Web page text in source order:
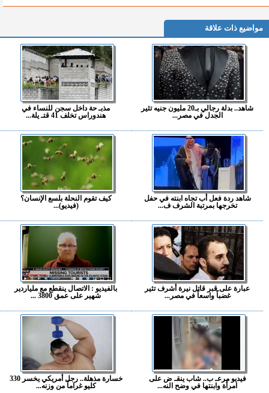
مواضيع ذات علاقة
شاهد.. بدلة رجالي بـ20 مليون جنيه تثير
الجدل في مصر...
مذبـ حة داخل سجن للنساء في
هندوراس تخلف 41 قتـ يلة...
شاهد ردة فعل أب تجاه ابنته في حفل
تخرجها بمرتبة الشرف ف...
كيف تقوم النحلة بلسع الإنسان؟
(فيديو)...
عبارة على قبر قاتل نيرة أشرف تثير
غضباً واسعاً في مصر...
بالفيديو : الاتصال ينقطع مع ملياردير
شهير على عمق 3800 ...
فيديو مرعـ ب.. شاب ينقـ ض على
امرأة وابنتها في وضح النه...
خسارة مذهلة.. رجل أمريكي يخسر 330
كليو غراماً من وزنه...